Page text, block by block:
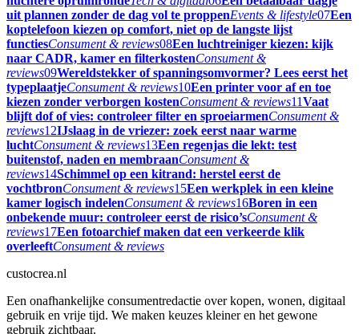
uit plannen zonder de dag vol te proppenEvents & lifestyle07Een
koptelefoon kiezen op comfort, niet op de langste lijst
functiesConsument & reviews08Een luchtreiniger kiezen: kijk
naar CADR, kamer en filterkostenConsument &
reviews09Wereldstekker of spanningsomvormer? Lees eerst het
typeplaatjeConsument & reviews10Een printer voor af en toe
kiezen zonder verborgen kostenConsument & reviews11Vaat
blijft dof of vies: controleer filter en sproeiarmenConsument &
reviews12IJslaag in de vriezer: zoek eerst naar warme
luchtConsument & reviews13Een regenjas die lekt: test
buitenstof, naden en membraanConsument &
reviews14Schimmel op een kitrand: herstel eerst de
vochtbronConsument & reviews15Een werkplek in een kleine
kamer logisch indelenConsument & reviews16Boren in een
onbekende muur: controleer eerst de risico’sConsument &
reviews17Een fotoarchief maken dat een verkeerde klik
overleeftConsument & reviews
custocrea.nl
Een onafhankelijke consumentredactie over kopen, wonen, digitaal
gebruik en vrije tijd. We maken keuzes kleiner en het gewone
gebruik zichtbaar.